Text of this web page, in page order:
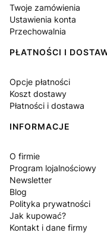
Twoje zamówienia
Ustawienia konta
Przechowalnia
PŁATNOŚCI I
Opcje płatności
Koszt dostawy
Płatności i dostawa
INFORMACJE
O firmie
Program lojalnościowy
Newsletter
Blog
Polityka prywatności
Jak kupować?
Kontakt i dane firmy